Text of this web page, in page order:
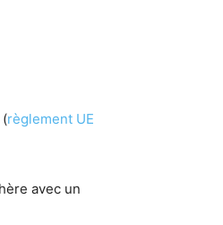
règlement UE
avec un